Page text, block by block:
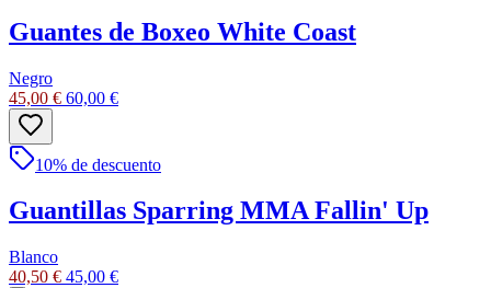
Guantes de Boxeo White Coast
Negro
45,00 € 60,00 €
10% de descuento
Guantillas Sparring MMA Fallin' Up
Blanco
40,50 € 45,00 €